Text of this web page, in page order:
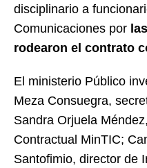
disciplinario a
Comunicaciones por
rodearon el contrato
El ministerio Público
Meza Consuegra,
Sandra Orjuela
Contractual MinTIC;
Santofimio, director de